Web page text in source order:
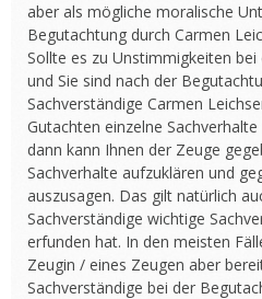
aber als mögliche moralische
Begutachtung durch Carmen
Sollte es zu Unstimmigkeiten
und Sie sind nach der
Sachverständige Carmen
Gutachten einzelne
dann kann Ihnen der Zeuge
Sachverhalte aufzuklären und
auszusagen. Das gilt natürlich
Sachverständige wichtige
erfunden hat. In den meisten
Zeugin / eines Zeugen aber
Sachverständige bei der